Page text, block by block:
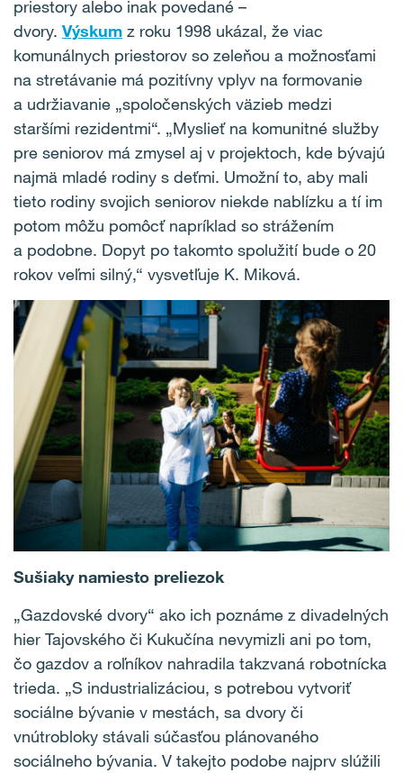
priestory alebo inak povedané –
dvory. Výskum z roku 1998 ukázal, že viac
komunálnych priestorov so zeleňou a možnosťami
na stretávanie má pozitívny vplyv na formovanie
a udržiavanie „spoločenských väzieb medzi
staršími rezidentmi“. „Myslieť na komunitné služby
pre seniorov má zmysel aj v projektoch, kde bývajú
najmä mladé rodiny s deťmi. Umožní to, aby mali
tieto rodiny svojich seniorov niekde nablízku a tí im
potom môžu pomôcť napríklad so strážením
a podobne. Dopyt po takomto spolužití bude o 20
rokov veľmi silný,“ vysvetľuje K. Miková.
Sušiaky namiesto preliezok
„Gazdovské dvory“ ako ich poznáme z divadelných
hier Tajovského či Kukučína nevymizli ani po tom,
čo gazdov a roľníkov nahradila takzvaná robotnícka
trieda. „S industrializáciou, s potrebou vytvoriť
sociálne bývanie v mestách, sa dvory či
vnútrobloky stávali súčasťou plánovaného
sociálneho bývania. V takejto podobe najprv slúžili